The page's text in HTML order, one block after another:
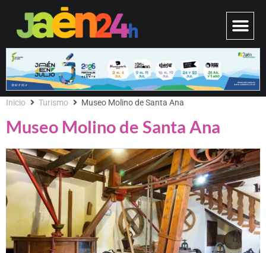
Museo Molino de Santa Ana
Inicio Turismo Museo Molino de Santa Ana